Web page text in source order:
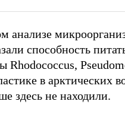
анализе
способность
Rhodococcus,
в арктических
здесь не находили.